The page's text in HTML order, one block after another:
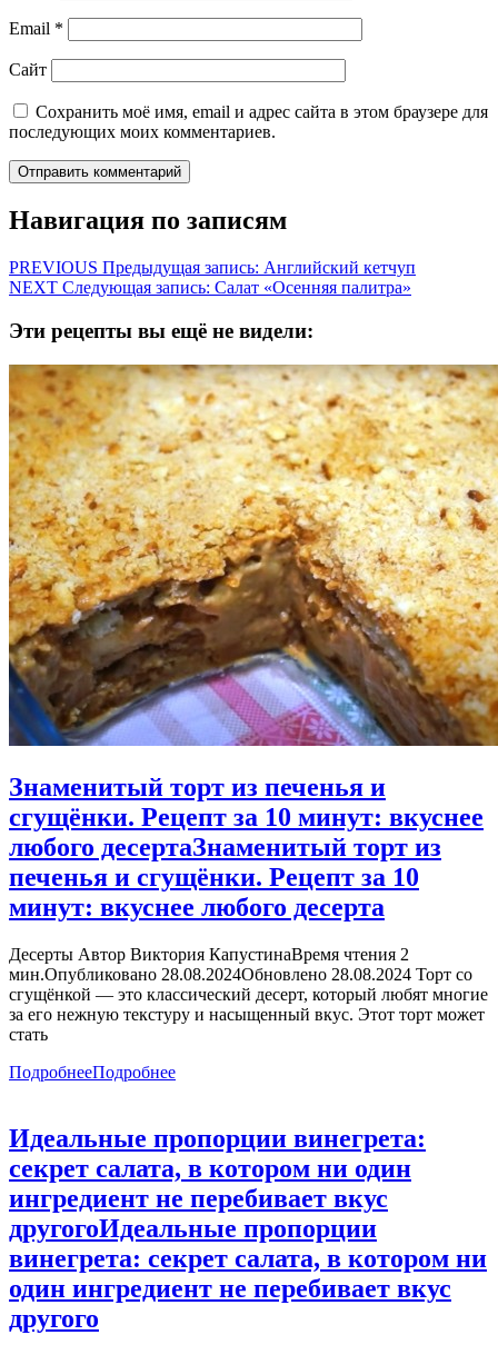
Email *
Сайт
Сохранить моё имя, email и адрес сайта в этом браузере для
последующих моих комментариев.
Навигация по записям
PREVIOUS Предыдущая запись: Английский кетчуп
NEXT Следующая запись: Салат «Осенняя палитра»
Эти рецепты вы ещё не видели:
Знаменитый торт из печенья и
сгущёнки. Рецепт за 10 минут: вкуснее
любого десертаЗнаменитый торт из
печенья и сгущёнки. Рецепт за 10
минут: вкуснее любого десерта
Десерты Автор Виктория КапустинаВремя чтения 2
мин.Опубликовано 28.08.2024Обновлено 28.08.2024 Торт со
сгущёнкой — это классический десерт, который любят многие
за его нежную текстуру и насыщенный вкус. Этот торт может
стать
ПодробнееПодробнее
Идеальные пропорции винегрета:
секрет салата, в котором ни один
ингредиент не перебивает вкус
другогоИдеальные пропорции
винегрета: секрет салата, в котором ни
один ингредиент не перебивает вкус
другого